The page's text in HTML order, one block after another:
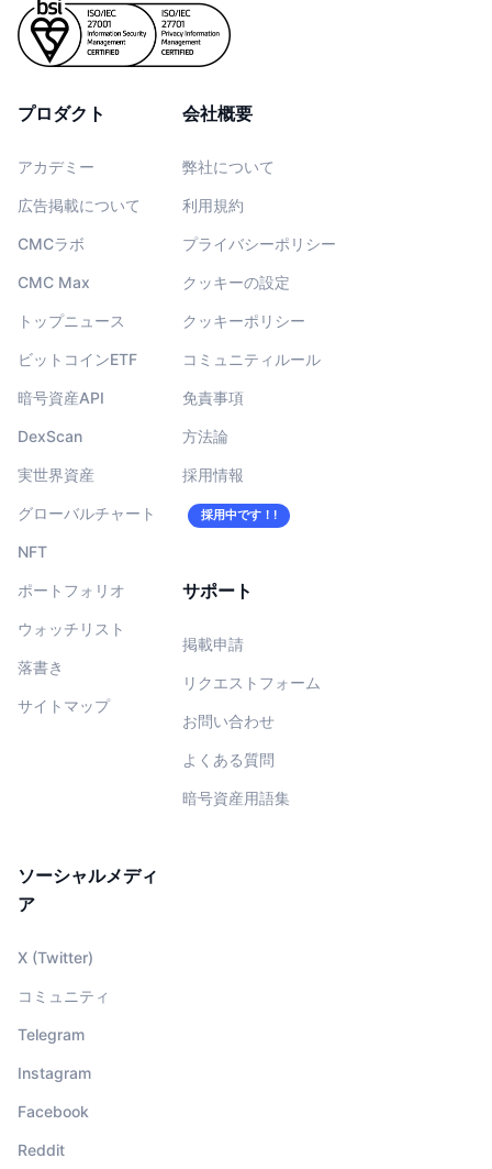
プロダクト
アカデミー
広告掲載について
CMCラボ
CMC Max
トップニュース
ビットコインETF
暗号資産API
DexScan
実世界資産
グローバルチャート
NFT
ポートフォリオ
ウォッチリスト
落書き
サイトマップ
会社概要
弊社について
利用規約
プライバシーポリシー
クッキーの設定
クッキーポリシー
コミュニティルール
免責事項
方法論
採用情報
採用中です！!
サポート
掲載申請
リクエストフォーム
お問い合わせ
よくある質問
暗号資産用語集
ソーシャルメディ
ア
X (Twitter)
コミュニティ
Telegram
Instagram
Facebook
Reddit